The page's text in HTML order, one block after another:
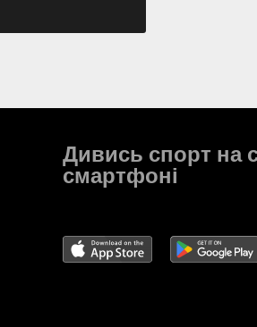
Дивись спорт на
смартфоні